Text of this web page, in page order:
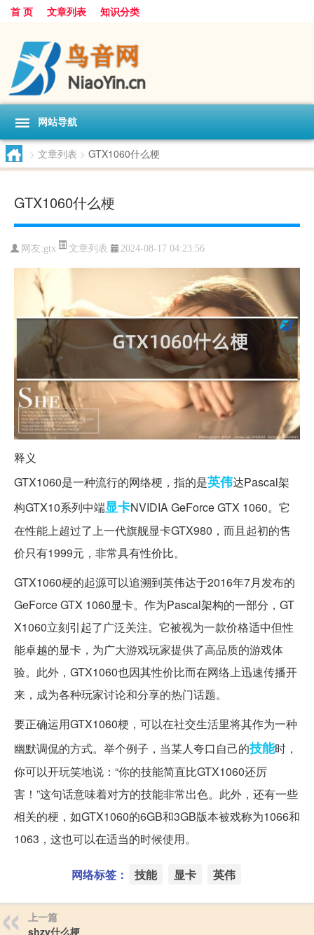
首 页 文章列表 知识分类
网站导航
> 文章列表 > GTX1060什么梗
GTX1060什么梗
网友:gtx 文章列表 2024-08-17 04:23:56
释义
GTX1060是一种流行的网络梗，指的是英伟达Pascal架
构GTX10系列中端显卡NVIDIA GeForce GTX 1060。它
在性能上超过了上一代旗舰显卡GTX980，而且起初的售
价只有1999元，非常具有性价比。
GTX1060梗的起源可以追溯到英伟达于2016年7月发布的
GeForce GTX 1060显卡。作为Pascal架构的一部分，GT
X1060立刻引起了广泛关注。它被视为一款价格适中但性
能卓越的显卡，为广大游戏玩家提供了高品质的游戏体
验。此外，GTX1060也因其性价比而在网络上迅速传播开
来，成为各种玩家讨论和分享的热门话题。
要正确运用GTX1060梗，可以在社交生活里将其作为一种
幽默调侃的方式。举个例子，当某人夸口自己的技能时，
你可以开玩笑地说：“你的技能简直比GTX1060还厉
害！”这句话意味着对方的技能非常出色。此外，还有一些
相关的梗，如GTX1060的6GB和3GB版本被戏称为1066和
1063，这也可以在适当的时候使用。
网络标签： 技能 显卡 英伟
上一篇
shzy什么梗